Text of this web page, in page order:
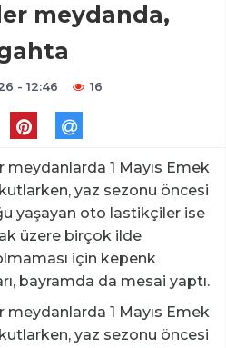
meydanda,
- 12:46 16
1 Mayıs Emek
yaz sezonu öncesi
yaşayan oto lastikçiler ise
üzere birçok ilde
için kepenk
bayramda da mesai yaptı.
1 Mayıs Emek
yaz sezonu öncesi